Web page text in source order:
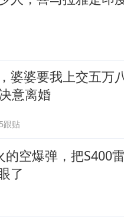
婆婆要我上交五万
意离婚
5跟贴
的空爆弹，把S400
了